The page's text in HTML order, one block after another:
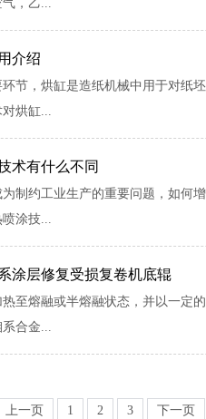
，乙...
介绍
节，烘缸是造纸机械中用于对纸
烘缸...
术有什么不同
制约工业生产的重要问题，如何
涂技...
涂层修复受损复卷机底辊
至熔融或半熔融状态，并以一定
合金...
上一页 1 2 3 下一页